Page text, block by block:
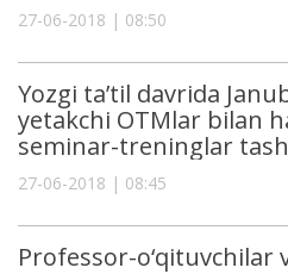
27-06-2018 | 08:50
Yozgi ta’til davrida
yetakchi OTMlar bilan
seminar-treninglar
27-06-2018 | 08:45
Professor-